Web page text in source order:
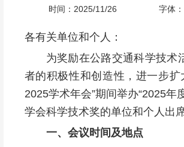
时间：2025/11/26 字体
各有关单位和个人：
为奖励在公路交通科学技术
者的积极性和创造性，进一步
2025学术年会”期间举办“2025
学会科学技术奖的单位和个人出
一、会议时间及地点